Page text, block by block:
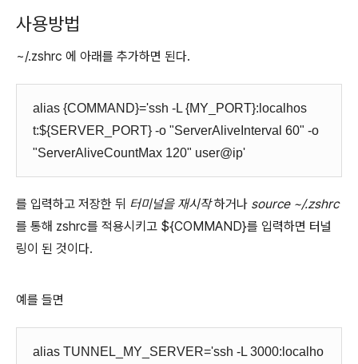
사용방법
~/.zshrc 에 아래를 추가하면 된다.
alias {COMMAND}='ssh -L {MY_PORT}:localhos
t:${SERVER_PORT} -o "ServerAliveInterval 60" -o
"ServerAliveCountMax 120" user@ip'
를 입력하고 저장한 뒤 터미널을 재시작하거나 source ~/.zshrc
를 통해 zshrc를 적용시키고 ${COMMAND}를 입력하면 터널
링이 된 것이다.
예를 들면
alias TUNNEL_MY_SERVER='ssh -L 3000:localho